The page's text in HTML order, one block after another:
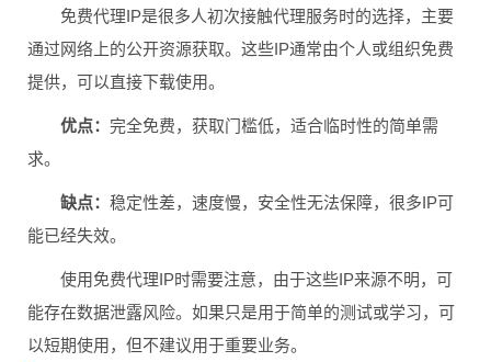
免费代理IP是很多人初次接触代理服务时的选择，主要
通过网络上的公开资源获取。这些IP通常由个人或组织免费
提供，可以直接下载使用。
优点： 完全免费，获取门槛低，适合临时性的简单需
求。
缺点： 稳定性差，速度慢，安全性无法保障，很多IP可
能已经失效。
使用免费代理IP时需要注意，由于这些IP来源不明，可
能存在数据泄露风险。如果只是用于简单的测试或学习，可
以短期使用，但不建议用于重要业务。